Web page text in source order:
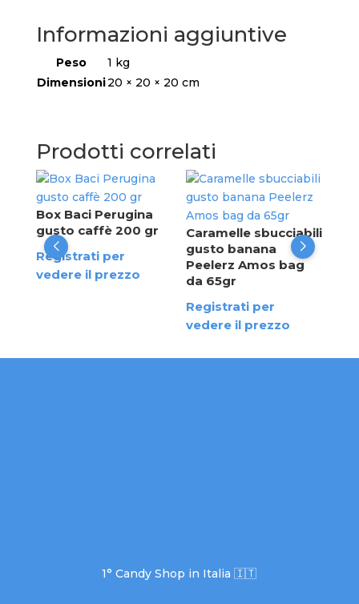
Informazioni aggiuntive
Peso
1 kg
Dimensioni20 × 20 × 20 cm
Prodotti correlati
Box Baci Perugina
gusto caffè 200 gr
Registrati per
vedere il prezzo
Caramelle sbucciabili
gusto banana
Peelerz Amos bag
da 65gr
Registrati per
vedere il prezzo
1° Candy Shop in Italia 🇮🇹